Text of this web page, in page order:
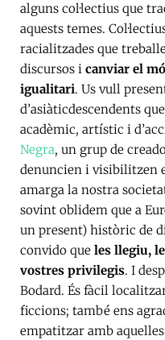
alguns col·lectius que
aquests temes.
racialitzades que
discursos i canviar el
igualitari. Us vull
d’asiàticdescendents
acadèmic, artístic i
Negra, un grup de
denuncien i visibilitzen
amarga la nostra
sovint oblidem que a
un present) històric de
convido que les llegiu,
vostres privilegis. I
Bodard. És fàcil
ficcions; també ens
empatitzar amb